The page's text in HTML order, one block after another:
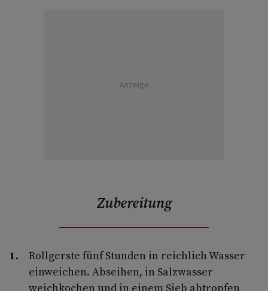
Anzeige
Zubereitung
Rollgerste fünf Stunden in reichlich Wasser
einweichen. Abseihen, in Salzwasser
weichkochen und in einem Sieb abtropfen